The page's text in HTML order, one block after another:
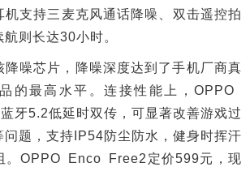
机支持三麦克风通话降噪、双击遥控拍
则长达30小时。
噪芯片，降噪深度达到了手机厂商真
的最高水平。连接性能上，OPPO
牙5.2低延时双传，可显著改善游戏过
问题，支持IP54防尘防水，健身时挥汗
。OPPO Enco Free2定价599元，现